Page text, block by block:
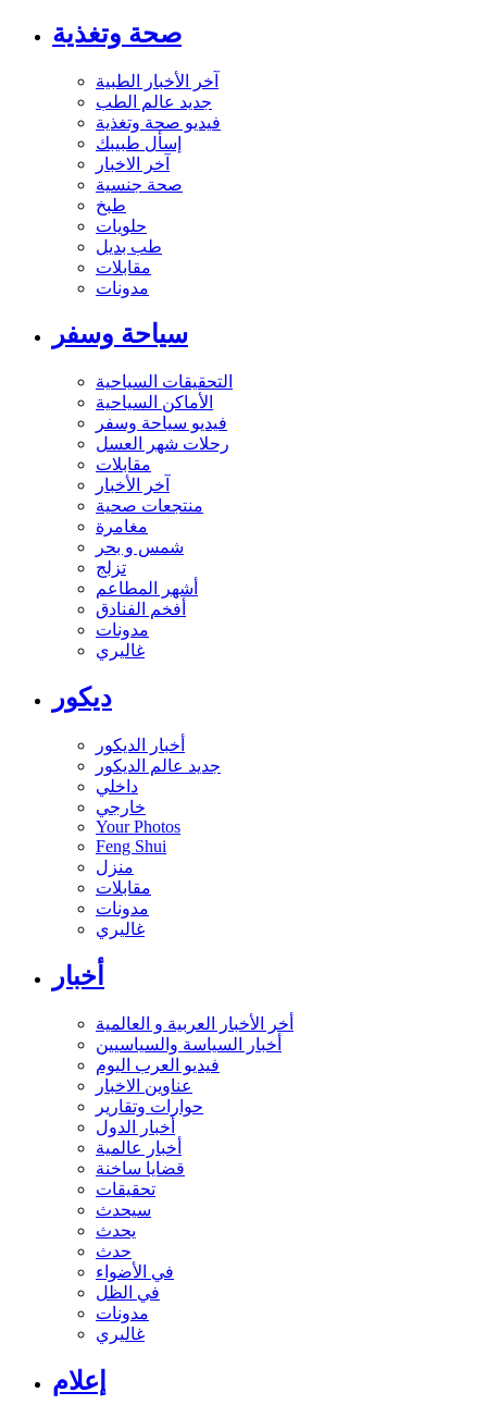
صحة وتغذية
آخر الأخبار الطبية
جديد عالم الطب
فيديو صحة وتغذية
إسأل طبيبك
آخر الاخبار
صحة جنسية
طبخ
حلويات
طب بديل
مقابلات
مدونات
سياحة وسفر
التحقيقات السياحية
الأماكن السياحية
فيديو سياحة وسفر
رحلات شهر العسل
مقابلات
آخر الأخبار
منتجعات صحية
مغامرة
شمس و بحر
تزلج
أشهر المطاعم
أفخم الفنادق
مدونات
غاليري
ديكور
أخبار الديكور
جديد عالم الديكور
داخلي
خارجي
Your Photos
Feng Shui
منزل
مقابلات
مدونات
غاليري
أخبار
أخر الأخبار العربية و العالمية
أخبار السياسة والسياسيين
فيديو العرب اليوم
عناوين الاخبار
حوارات وتقارير
أخبار الدول
أخبار عالمية
قضايا ساخنة
تحقيقات
سيحدث
يحدث
حدث
في الأضواء
في الظل
مدونات
غاليري
إعلام